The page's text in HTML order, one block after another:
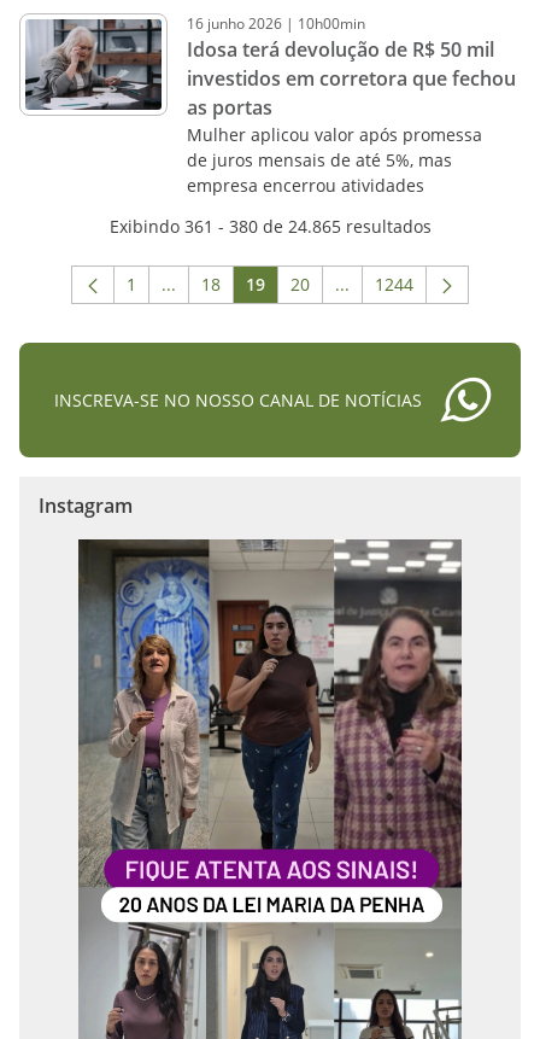
16 junho2026 | 10h00min
Idosa terá devolução de R$ 50 mil
investidos em corretora que fechou
as portas
Mulher aplicou valor após promessa
de juros mensais de até 5%, mas
empresa encerrou atividades
Exibindo 361 - 380 de 24.865 resultados
Página
1 ...Páginas intermediárias Usar ABA para
Página
18 Página
19 Página
20 ...Páginas intermediárias
Página
1244
INSCREVA-SE NO NOSSO CANAL DE NOTÍCIAS
Instagram